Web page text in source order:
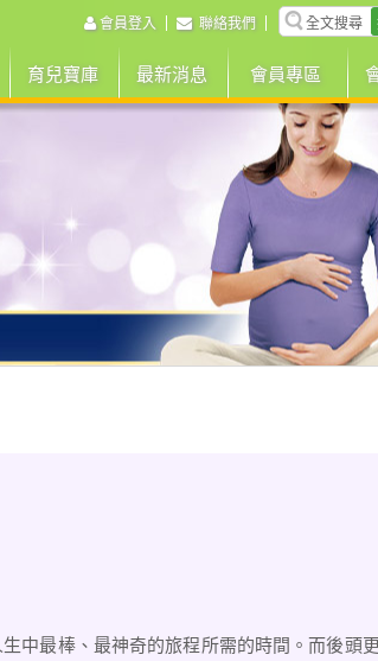
會員登入 聯絡我們
育兒寶庫 最新消息 會員專區
中最棒、最神奇的旅程所需的時間。而後頭